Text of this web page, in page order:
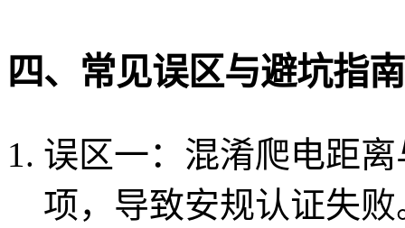
四、常见误区与避坑指南
误区一：混淆爬电距
项，导致安规认证失